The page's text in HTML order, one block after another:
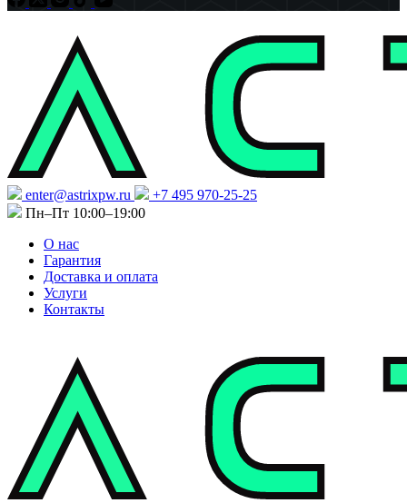
enter@astrixpw.ru
+7 495 970-25-25
Пн–Пт 10:00–19:00
О нас
Гарантия
Доставка и оплата
Услуги
Контакты